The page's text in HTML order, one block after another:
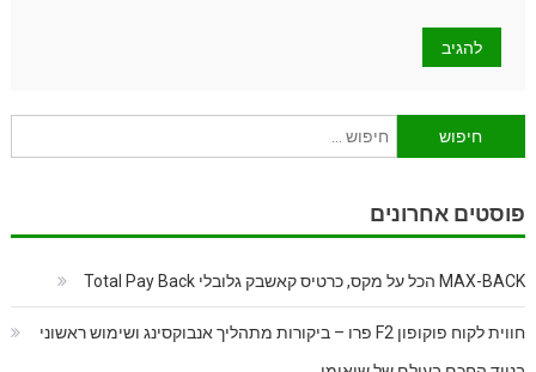
פוסטים אחרונים
MAX-BACK הכל על מקס, כרטיס קאשבק גלובלי Total Pay Back
חווית לקוח פוקופון F2 פרו – ביקורות מתהליך אנבוקסינג ושימוש ראשוני